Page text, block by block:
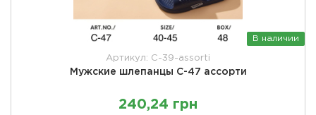
В наличии
Артикул: C-39-assorti
Мужские шлепанцы C-47 ассорти
240,24 грн